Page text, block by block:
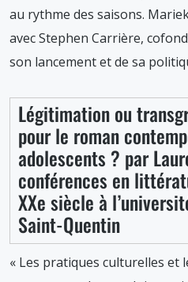
au rythme des saisons.
avec Stephen Carrière,
son lancement et de sa
Légitimation ou
pour le roman
adolescents ? par
conférences en
XXe siècle à
Saint-Quentin
« Les pratiques culturelles et